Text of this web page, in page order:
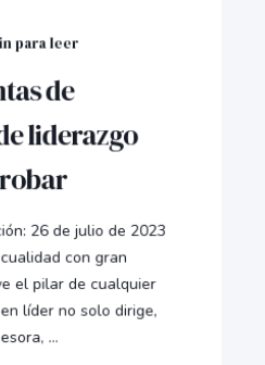
para leer
de
liderazgo
26 de julio de 2023
con gran
el pilar de cualquier
líder no solo dirige,
...